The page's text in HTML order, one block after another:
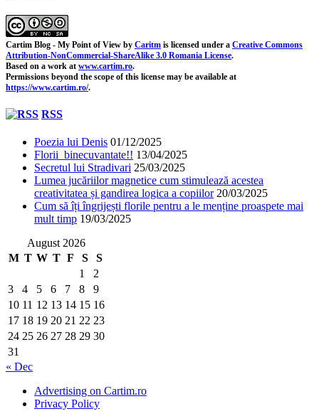
Cartim Blog - My Point of View by Caritm is licensed under a Creative Commons
Attribution-NonCommercial-ShareAlike 3.0 Romania License.
Based on a work at www.cartim.ro.
Permissions beyond the scope of this license may be available at
https://www.cartim.ro/.
RSS
Poezia lui Denis 01/12/2025
Florii binecuvantate!! 13/04/2025
Secretul lui Stradivari 25/03/2025
Lumea jucăriilor magnetice cum stimulează acestea
creativitatea și gandirea logica a copiilor 20/03/2025
Cum să îți îngrijești florile pentru a le menține proaspete mai
mult timp 19/03/2025
August 2026
M T W T F S
S
1
2
3
4 5 6 7 8
9
10 11 12 13 14 15 16
17 18 19 20 21 22 23
24 25 26 27 28 29 30
31
« Dec
Advertising on Cartim.ro
Privacy Policy